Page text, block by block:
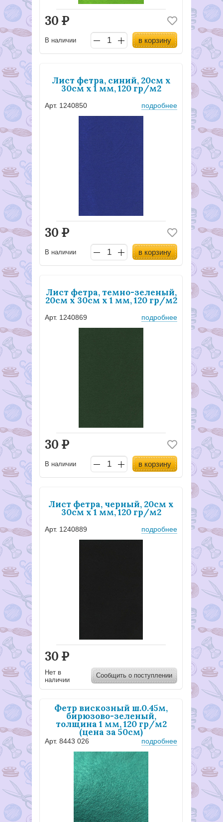
30 Р
В наличии в корзину
Лист фетра, синий, 20см х
30см х 1 мм, 120 гр/м2
Арт. 1240850 подробнее
30 Р
В наличии в корзину
Лист фетра, темно-зеленый,
20см х 30см х 1 мм, 120 гр/м2
Арт. 1240869 подробнее
30 Р
В наличии в корзину
Лист фетра, черный, 20см х
30см х 1 мм, 120 гр/м2
Арт. 1240889 подробнее
30 Р
Нет в
наличии
Сообщить о поступлении
Фетр вискозный ш.0.45м,
бирюзово-зеленый,
толщина 1 мм, 120 гр/м2
(цена за 50см)
Арт. 8443 026 подробнее